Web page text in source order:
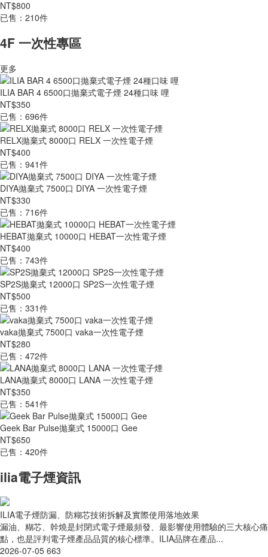
NT$800
已售：210件
4F 一次性專區
更多
ILIA BAR 4 6500口拋棄式電子煙 24種口味 哩
NT$350
已售：696件
RELX拋棄式 8000口 RELX 一次性電子煙
NT$400
已售：941件
DIYA拋棄式 7500口 DIYA 一次性電子煙
NT$330
已售：716件
HEBAT拋棄式 10000口 HEBAT一次性電子煙
NT$400
已售：743件
SP2S拋棄式 12000口 SP2S一次性電子煙
NT$500
已售：331件
vaka拋棄式 7500口 vaka一次性電子煙
NT$280
已售：472件
LANA拋棄式 8000口 LANA 一次性電子煙
NT$350
已售：541件
Geek Bar Pulse拋棄式 15000口 Gee
NT$650
已售：420件
ilia電子煙資訊
ILIA電子煙防漏、防糊芯技術拆解及實際使用落地效果
漏油、糊芯、幹燒是封閉式電子煙最頻發、最影響使用體驗的三大核心痛
點，也是評判電子煙產品品質的核心標準。ILIA品牌在產品...
2026-07-05 663